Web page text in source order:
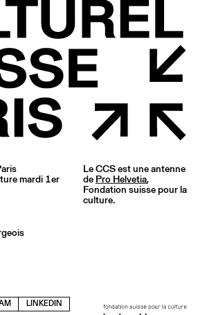
mardi 1er
LINKEDIN
Le CCS est une antenne
de Pro Helvetia,
Fondation suisse pour la
culture.